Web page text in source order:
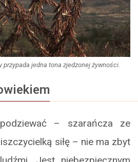
przypada jedna tona zjedzonej żywności.
– szarańcza ze
siłę – nie ma zbyt